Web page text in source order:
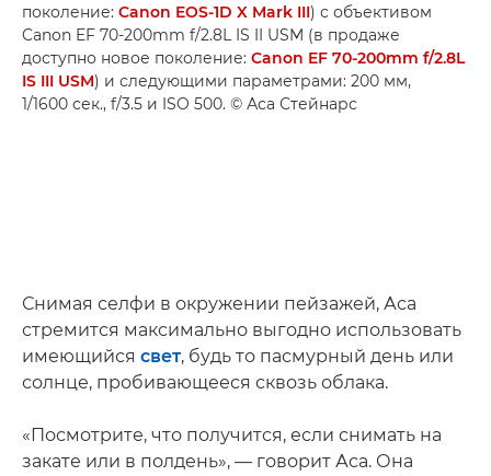
поколение: Canon EOS-1D X Mark III) с объективом
Canon EF 70-200mm f/2.8L IS II USM (в продаже
доступно новое поколение: Canon EF 70-200mm f/2.8L
IS III USM) и следующими параметрами: 200 мм,
1/1600 сек., f/3.5 и ISO 500. © Аса Стейнарс
Снимая селфи в окружении пейзажей, Аса
стремится максимально выгодно использовать
имеющийся свет, будь то пасмурный день или
солнце, пробивающееся сквозь облака.
«Посмотрите, что получится, если снимать на
закате или в полдень», — говорит Аса. Она